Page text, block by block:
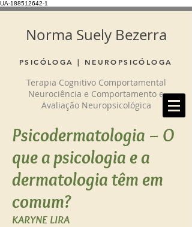
UA-188512642-1
Norma Suely Bezerra
PSICÓLOGA | NEUROPSICÓLOGA
Terapia Cognitivo Comportamental
Neurociência e Comportamento e
Avaliação Neuropsicológica
Psicodermatologia – O
que a psicologia e a
dermatologia têm em
comum?
KARYNE LIRA